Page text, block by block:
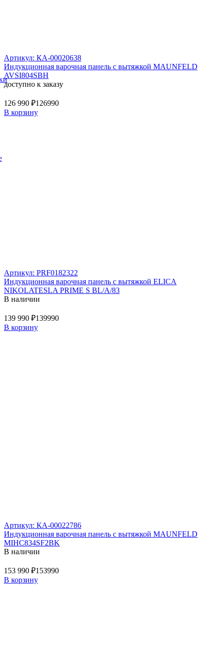
Артикул: КА-00020638
Индукционная варочная панель с вытяжкой MAUNFELD
AVSI804SBH
доступно к заказу
126 990 ₽126990
В корзину
Артикул: PRF0182322
Индукционная варочная панель с вытяжкой ELICA
NIKOLATESLA PRIME S BL/A/83
В наличии
139 990 ₽139990
В корзину
Артикул: КА-00022786
Индукционная варочная панель с вытяжкой MAUNFELD
MIHC834SF2BK
В наличии
153 990 ₽153990
В корзину